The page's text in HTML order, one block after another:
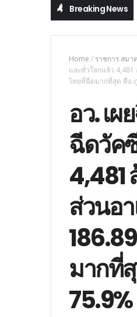
Breaking News
Home / ราชการ สมา
และทั่วโลกแล้ว
ไทยที่ฉีดมากที่สุด คือ
อว. เ
ฉีดวัคซี
4,481
ส่วนอ
มากที่
75.9%